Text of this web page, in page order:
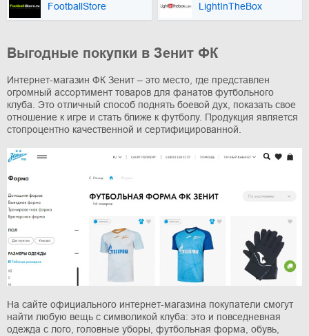
FootballStore LightInTheBox
Выгодные покупки в Зенит ФК
Интернет-магазин ФК Зенит – это место, где представлен
огромный ассортимент товаров для фанатов футбольного
клуба. Это отличный способ поднять боевой дух, показать свое
отношение к игре и стать ближе к футболу. Продукция является
стопроцентно качественной и сертифицированной.
На сайте официального интернет-магазина покупатели смогут
найти любую вещь с символикой клуба: это и повседневная
одежда с лого, головные уборы, футбольная форма, обувь,